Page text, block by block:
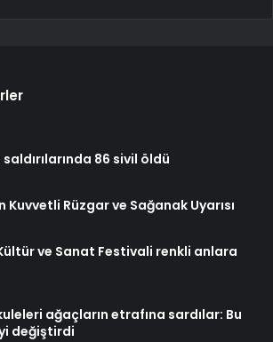
86 sivil öldü
Rüzgar ve Sağanak Uyarısı
ve Sanat Festivali renkli anlara
ağaçların etrafına sardılar: Bu
değiştirdi